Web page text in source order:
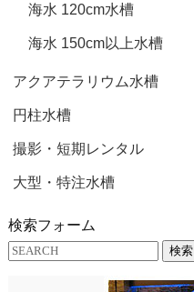
海水 120cm水槽
海水 150cm以上水槽
アクアテラリウム水槽
円柱水槽
撮影・短期レンタル
大型・特注水槽
検索フォーム
検索